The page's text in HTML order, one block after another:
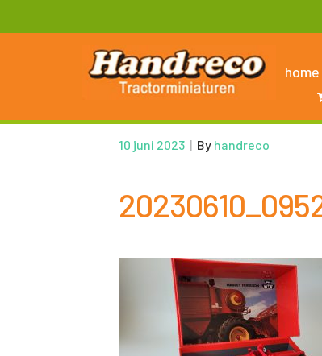
home
10 juni 2023 | By handreco